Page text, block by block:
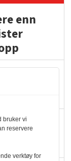
enn
og 98
bruker vi
reservere
verktøy for